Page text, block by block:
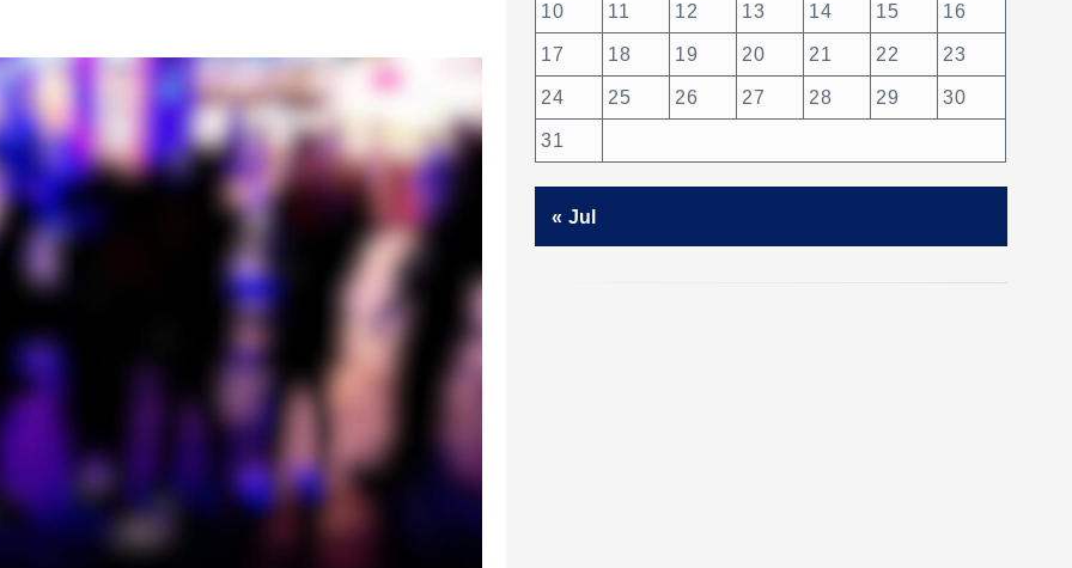
10 11 12 13 14 15 16
17 18 19 20 21 22 23
24 25 26 27 28 29 30
31
« Jul